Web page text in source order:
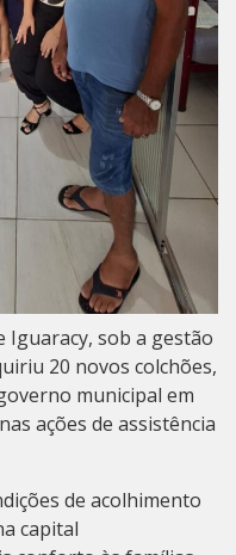
Iguaracy, sob a gestão
20 novos colchões,
municipal em
ações de assistência
de acolhimento
capital